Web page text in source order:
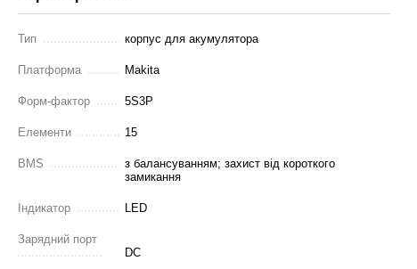
Тип корпус для акумулятора
Платформа Makita
Форм-фактор 5S3P
Елементи 15
BMS
з балансуванням; захист від короткого
замикання
Індикатор LED
Зарядний порт
DC